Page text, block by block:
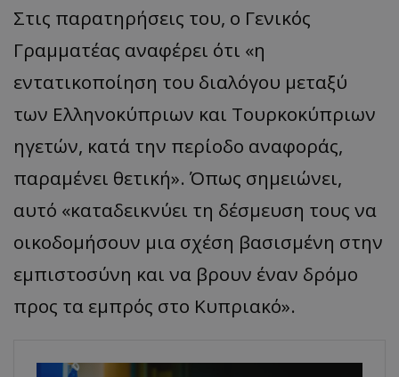
Στις παρατηρήσεις του, ο Γενικός
Γραμματέας αναφέρει ότι «η
εντατικοποίηση του διαλόγου μεταξύ
των Ελληνοκύπριων και Τουρκοκύπριων
ηγετών, κατά την περίοδο αναφοράς,
παραμένει θετική». Όπως σημειώνει,
αυτό «καταδεικνύει τη δέσμευση τους να
οικοδομήσουν μια σχέση βασισμένη στην
εμπιστοσύνη και να βρουν έναν δρόμο
προς τα εμπρός στο Κυπριακό».